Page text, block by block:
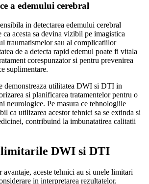
a edemului cerebral
in detectarea edemului cerebral
acesta sa devina vizibil pe imagistica
traumatismelor sau al complicatiilor
de a detecta rapid edemul poate fi vitala
corespunzator si pentru prevenirea
suplimentare.
demonstreaza utilitatea DWI si DTI in
si planificarea tratamentelor pentru o
neurologice. Pe masura ce tehnologiile
ca utilizarea acestor tehnici sa se extinda si
contribuind la imbunatatirea calitatii
limitarile DWI si DTI
avantaje, aceste tehnici au si unele limitari
in interpretarea rezultatelor.